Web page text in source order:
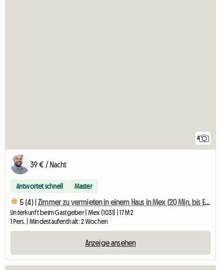
4
39 € / Nacht
Antwortet schnell Master
5 (4) | Zimmer zu vermieten in einem Haus in Mex (20 Min. bis EPFL/UNIL)
Unterkunft beim Gastgeber | Mex (1031) | 17 M2
1 Pers. | Mindestaufenthalt: 2 Wochen
Anzeige ansehen